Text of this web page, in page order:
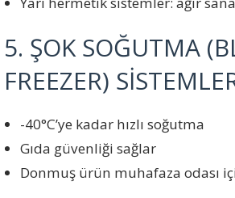
5. ŞOK SOĞUTMA
FREEZER)
-40°C’ye kadar hızlı soğutma
Gıda güvenliği sağlar
Donmuş ürün muhafaza odası